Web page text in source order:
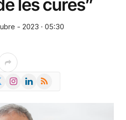
les cures”
- 2023 · 05:30
InstagramLinkedIn
RSS